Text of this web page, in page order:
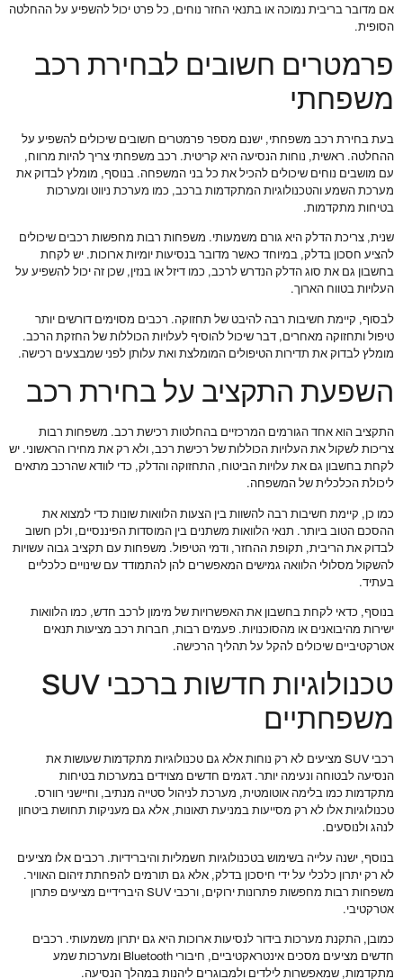
אם מדובר בריבית נמוכה או בתנאי החזר נוחים, כל פרט יכול להשפיע על ההחלטה
הסופית.
פרמטרים חשובים לבחירת רכב
משפחתי
בעת בחירת רכב משפחתי, ישנם מספר פרמטרים חשובים שיכולים להשפיע על
ההחלטה. ראשית, נוחות הנסיעה היא קריטית. רכב משפחתי צריך להיות מרווח,
עם מושבים נוחים שיכולים להכיל את כל בני המשפחה. בנוסף, מומלץ לבדוק את
מערכת השמע והטכנולוגיות המתקדמות ברכב, כמו מערכת ניווט ומערכות
בטיחות מתקדמות.
שנית, צריכת הדלק היא גורם משמעותי. משפחות רבות מחפשות רכבים שיכולים
להציע חסכון בדלק, במיוחד כאשר מדובר בנסיעות יומיות ארוכות. יש לקחת
בחשבון גם את סוג הדלק הנדרש לרכב, כמו דיזל או בנזין, שכן זה יכול להשפיע על
העלויות בטווח הארוך.
לבסוף, קיימת חשיבות רבה להיבט של תחזוקה. רכבים מסוימים דורשים יותר
טיפול ותחזוקה מאחרים, דבר שיכול להוסיף לעלויות הכוללות של החזקת הרכב.
מומלץ לבדוק את תדירות הטיפולים המומלצת ואת עלותן לפני שמבצעים רכישה.
השפעת התקציב על בחירת רכב
התקציב הוא אחד הגורמים המרכזיים בהחלטות רכישת רכב. משפחות רבות
צריכות לשקול את העלויות הכוללות של רכישת רכב, ולא רק את מחירו הראשוני. יש
לקחת בחשבון גם את עלויות הביטוח, התחזוקה והדלק, כדי לוודא שהרכב מתאים
ליכולת הכלכלית של המשפחה.
כמו כן, קיימת חשיבות רבה להשוות בין הצעות הלוואות שונות כדי למצוא את
ההסכם הטוב ביותר. תנאי הלוואות משתנים בין המוסדות הפיננסיים, ולכן חשוב
לבדוק את הריבית, תקופת ההחזר, ודמי הטיפול. משפחות עם תקציב גבוה עשויות
להשקול מסלולי הלוואה גמישים המאפשרים להן להתמודד עם שינויים כלכליים
בעתיד.
בנוסף, כדאי לקחת בחשבון את האפשרויות של מימון לרכב חדש, כמו הלוואות
ישירות מהיבואנים או מהסוכנויות. פעמים רבות, חברות רכב מציעות תנאים
אטרקטיביים שיכולים להקל על תהליך הרכישה.
טכנולוגיות חדשות ברכבי SUV
משפחתיים
רכבי SUV מציעים לא רק נוחות אלא גם טכנולוגיות מתקדמות שעושות את
הנסיעה לבטוחה ונעימה יותר. דגמים חדשים מצוידים במערכות בטיחות
מתקדמות כמו בלימה אוטומטית, מערכת לניהול סטייה מנתיב, וחיישני רוורס.
טכנולוגיות אלו לא רק מסייעות במניעת תאונות, אלא גם מעניקות תחושת ביטחון
לנהג ולנוסעים.
בנוסף, ישנה עלייה בשימוש בטכנולוגיות חשמליות והיברידיות. רכבים אלו מציעים
לא רק יתרון כלכלי על ידי חיסכון בדלק, אלא גם תורמים להפחתת זיהום האוויר.
משפחות רבות מחפשות פתרונות ירוקים, ורכבי SUV היברידיים מציעים פתרון
אטרקטיבי.
כמובן, התקנת מערכות בידור לנסיעות ארוכות היא גם יתרון משמעותי. רכבים
חדשים מציעים מסכים אינטראקטיביים, חיבורי Bluetooth ומערכות שמע
מתקדמות, שמאפשרות לילדים ולמבוגרים ליהנות במהלך הנסיעה.